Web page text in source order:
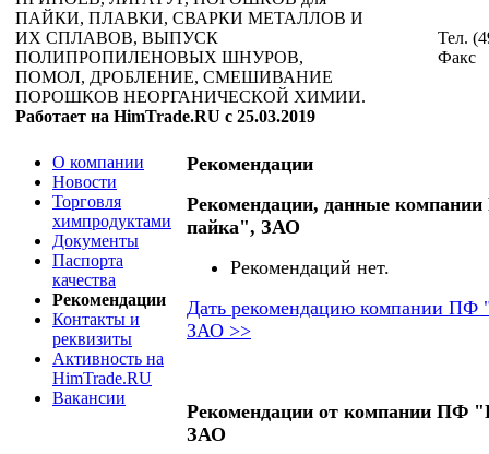
ПАЙКИ, ПЛАВКИ, СВАРКИ МЕТАЛЛОВ И
ИХ СПЛАВОВ, ВЫПУСК
ПОЛИПРОПИЛЕНОВЫХ ШНУРОВ,
ПОМОЛ, ДРОБЛЕНИЕ, СМЕШИВАНИЕ
ПОРОШКОВ НЕОРГАНИЧЕСКОЙ ХИМИИ.
Работает на HimTrade.RU с 25.03.2019
Тел.
Факс
О компании
Новости
Торговля
химпродуктами
Документы
Паспорта
качества
Рекомендации
Контакты и
реквизиты
Активность на
HimTrade.RU
Вакансии
Рекомендации
Рекомендации, данные
пайка", ЗАО
Рекомендаций нет.
Дать рекомендацию компании ПФ
ЗАО >>
Рекомендации от компании ПФ
ЗАО